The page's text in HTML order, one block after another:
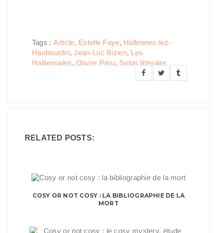
Tags :Article, Estelle Faye, Hallennes-lez-
Haubourdin,Jean-Luc Bizien, Les
Halliennales,Olivier Péru, Salon littéraire
RELATED POSTS:
COSY OR NOT COSY : LA BIBLIOGRAPHIE DE LA
MORT